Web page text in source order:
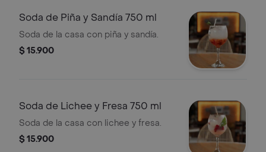
Soda de Piña y Sandía 750 ml
Soda de la casa con piña y sandía.
$ 15.900
Soda de Lichee y Fresa 750 ml
Soda de la casa con lichee y fresa.
$ 15.900